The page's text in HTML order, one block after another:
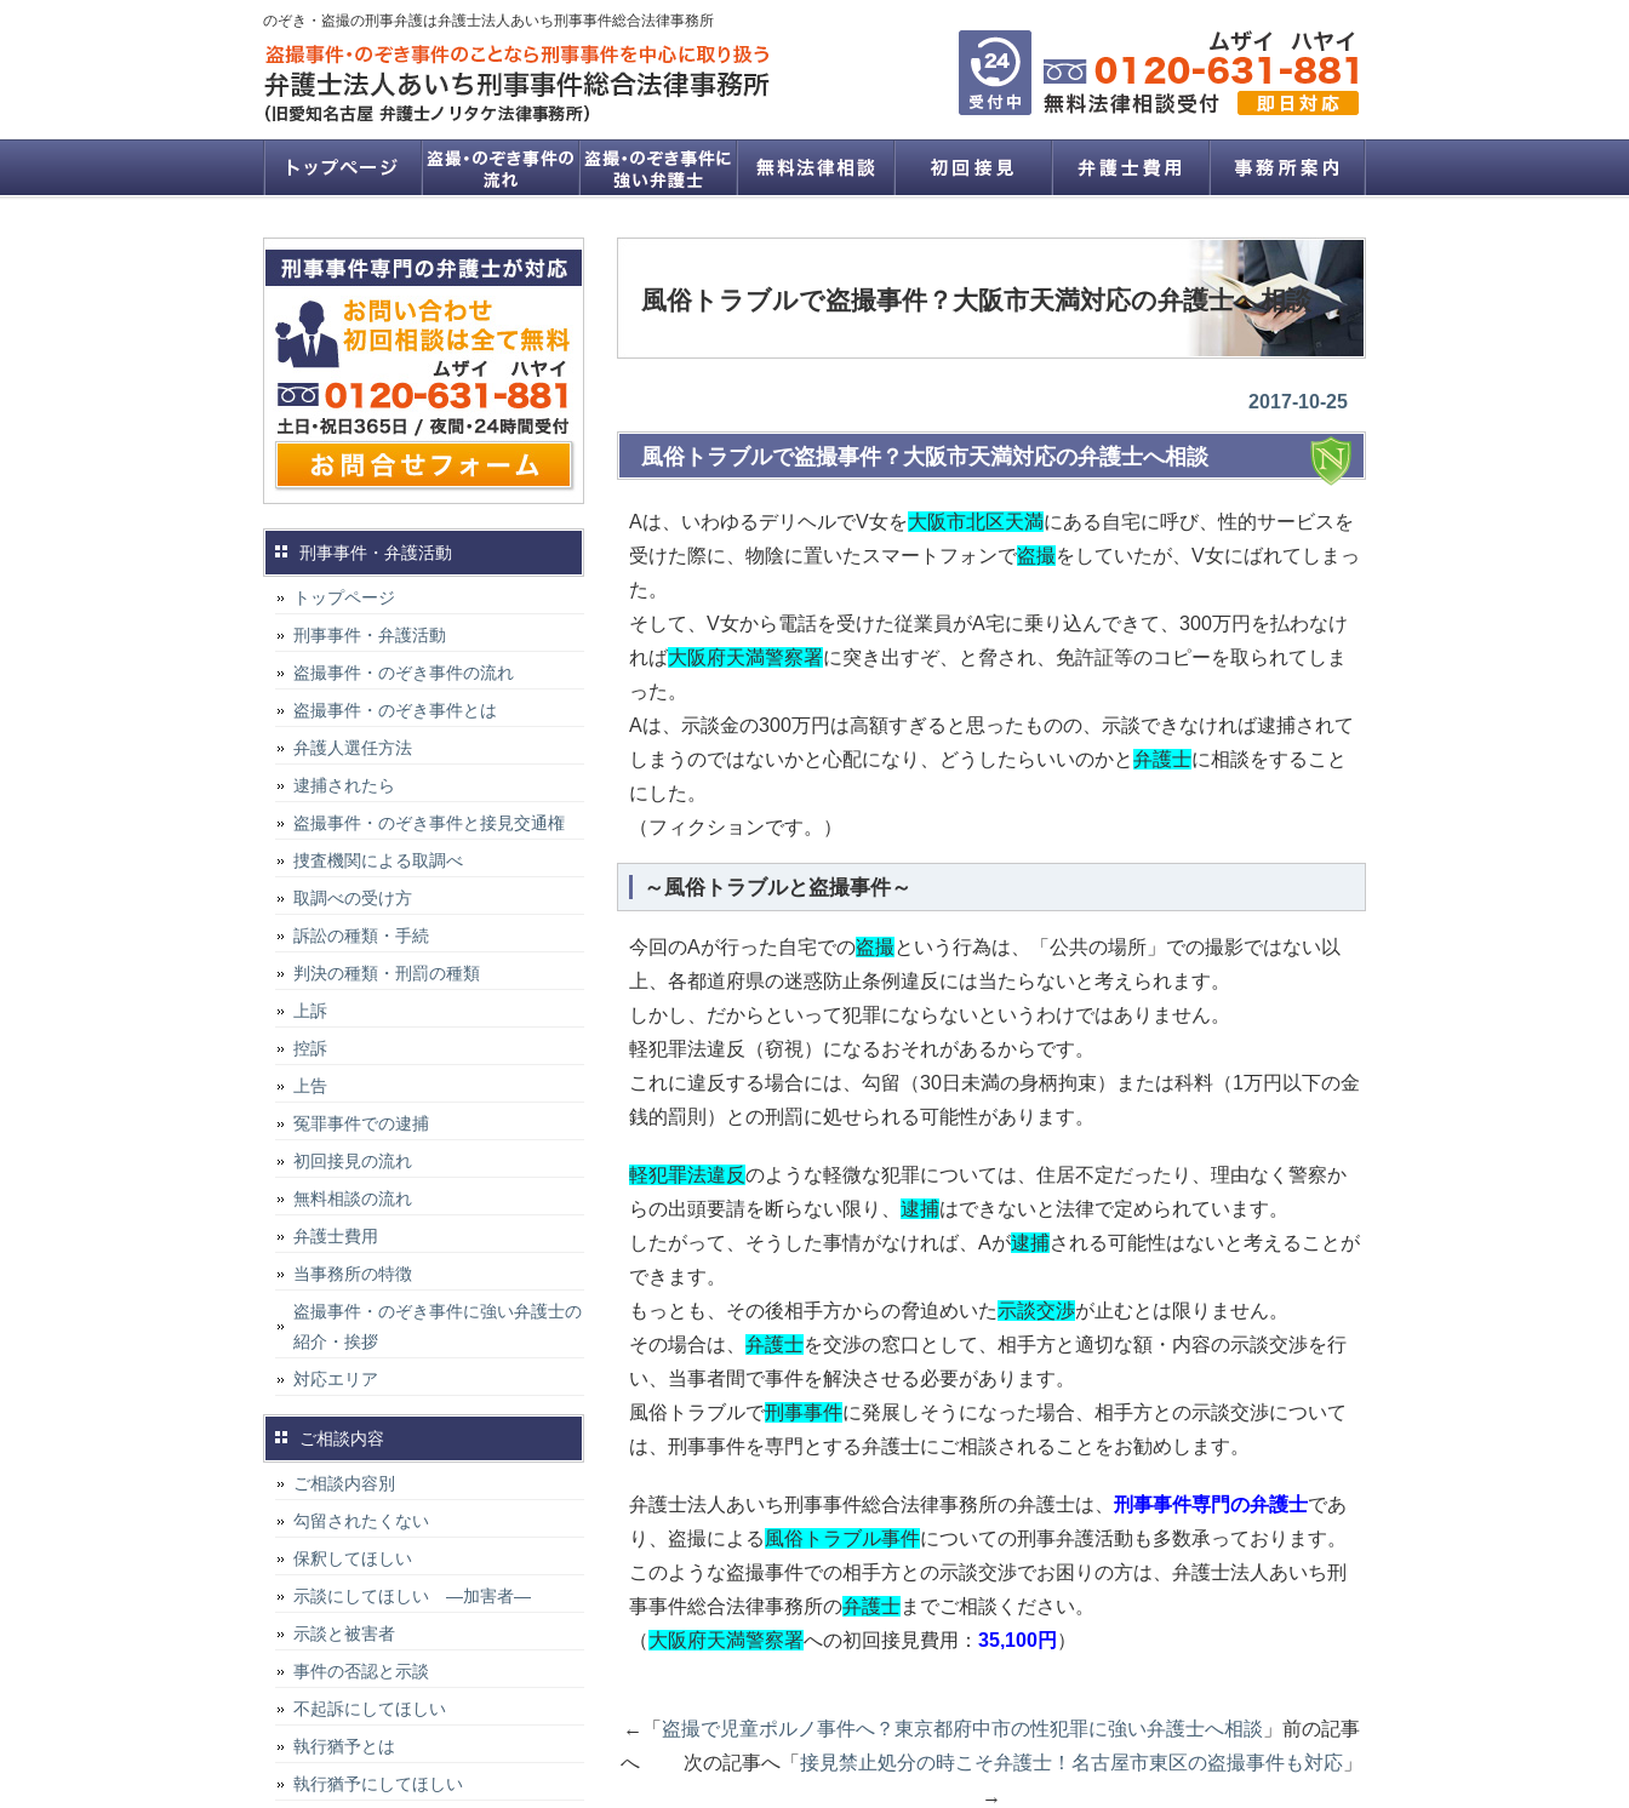
のぞき・盗撮の刑事弁護は弁護士法人あいち刑事事件総合法律事務所
風俗トラブルで盗撮事件？大阪市天満対応の弁護士へ相談
2017-10-25
風俗トラブルで盗撮事件？大阪市天満対応の弁護士へ相談
Aは、いわゆるデリヘルでV女を大阪市北区天満にある自宅に呼び、性的サービスを
受けた際に、物陰に置いたスマートフォンで盗撮をしていたが、V女にばれてしまっ
た。
そして、V女から電話を受けた従業員がA宅に乗り込んできて、300万円を払わなけ
れば大阪府天満警察署に突き出すぞ、と脅され、免許証等のコピーを取られてしま
った。
Aは、示談金の300万円は高額すぎると思ったものの、示談できなければ逮捕されて
しまうのではないかと心配になり、どうしたらいいのかと弁護士に相談をすること
にした。
（フィクションです。）
～風俗トラブルと盗撮事件～
今回のAが行った自宅での盗撮という行為は、「公共の場所」での撮影ではない以
上、各都道府県の迷惑防止条例違反には当たらないと考えられます。
しかし、だからといって犯罪にならないというわけではありません。
軽犯罪法違反（窃視）になるおそれがあるからです。
これに違反する場合には、勾留（30日未満の身柄拘束）または科料（1万円以下の金
銭的罰則）との刑罰に処せられる可能性があります。
軽犯罪法違反のような軽微な犯罪については、住居不定だったり、理由なく警察か
らの出頭要請を断らない限り、 逮捕はできないと法律で定められています。
したがって、そうした事情がなければ、Aが逮捕される可能性はないと考えることが
できます。
もっとも、その後相手方からの脅迫めいた示談交渉が止むとは限りません。
その場合は、 弁護士を交渉の窓口として、相手方と適切な額・内容の示談交渉を行
い、当事者間で事件を解決させる必要があります。
風俗トラブルで刑事事件に発展しそうになった場合、相手方との示談交渉について
は、刑事事件を専門とする弁護士にご相談されることをお勧めします。
弁護士法人あいち刑事事件総合法律事務所の弁護士は、 刑事事件専門の弁護士であ
り、盗撮による 風俗トラブル事件についての刑事弁護活動も多数承っております。
このような盗撮事件での相手方との示談交渉でお困りの方は、弁護士法人あいち刑
事事件総合法律事務所の弁護士までご相談ください。
（大阪府天満警察署への初回接見費用： 35,100円 ）
←「 盗撮で児童ポルノ事件へ？東京都府中市の性犯罪に強い弁護士へ相談 」前の記事
へ 次の記事へ「 接見禁止処分の時こそ弁護士！名古屋市東区の盗撮事件も対応 」
→
刑事事件・弁護活動
トップページ
刑事事件・弁護活動
盗撮事件・のぞき事件の流れ
盗撮事件・のぞき事件とは
弁護人選任方法
逮捕されたら
盗撮事件・のぞき事件と接見交通権
捜査機関による取調べ
取調べの受け方
訴訟の種類・手続
判決の種類・刑罰の種類
上訴
控訴
上告
冤罪事件での逮捕
初回接見の流れ
無料相談の流れ
弁護士費用
当事務所の特徴
盗撮事件・のぞき事件に強い弁護士の
紹介・挨拶
対応エリア
ご相談内容
ご相談内容別
勾留されたくない
保釈してほしい
示談にしてほしい ―加害者―
示談と被害者
事件の否認と示談
不起訴にしてほしい
執行猶予とは
執行猶予にしてほしい